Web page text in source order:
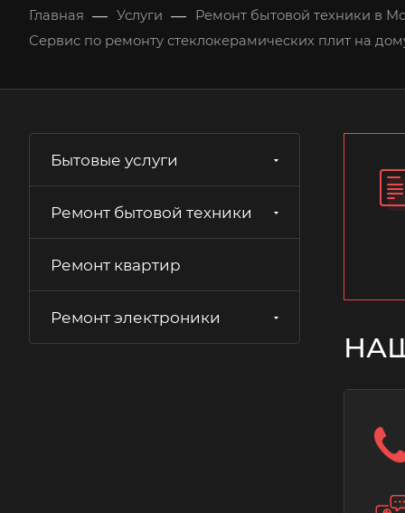
Главная — Услуги —
Ремонт бытовой техники в
Сервис по ремонту стеклокерамических плит на
Бытовые услуги
Ремонт бытовой техники
Ремонт квартир
Ремонт электроники